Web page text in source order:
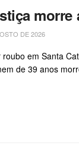
DE 2026
em Santa
de 39 anos